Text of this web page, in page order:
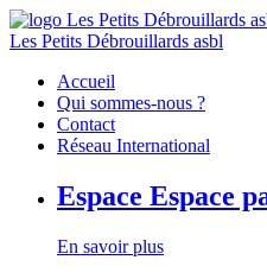
Les Petits Débrouillards asbl
Accueil
Qui sommes-nous ?
Contact
Réseau International
Espace Espace
En savoir plus